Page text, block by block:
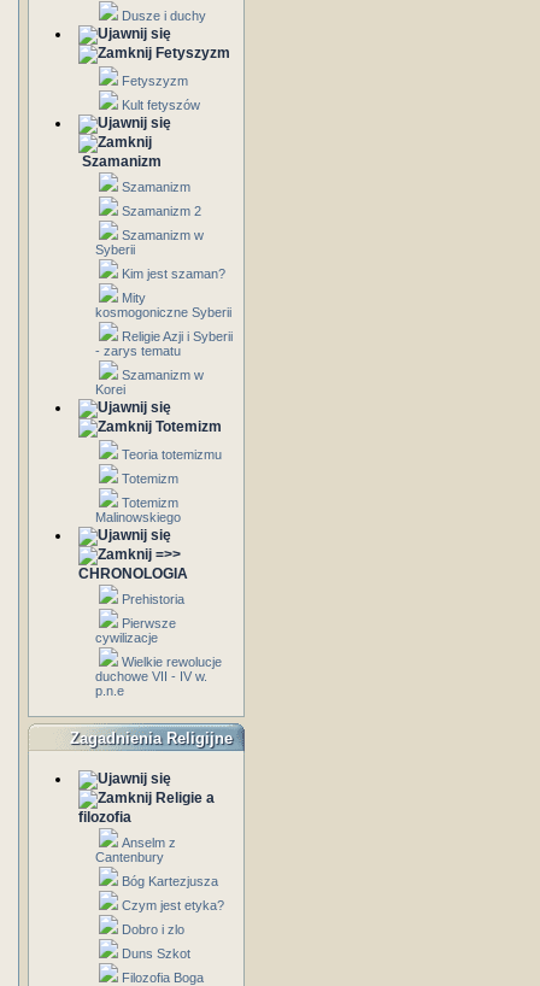
Dusze i duchy
Fetyszyzm
Fetyszyzm
Kult fetyszów
Szamanizm
Szamanizm
Szamanizm 2
Szamanizm w
Syberii
Kim jest szaman?
Mity
kosmogoniczne Syberii
Religie Azji i Syberii
- zarys tematu
Szamanizm w
Korei
Totemizm
Teoria totemizmu
Totemizm
Totemizm
Malinowskiego
=>>
CHRONOLOGIA
Prehistoria
Pierwsze
cywilizacje
Wielkie rewolucje
duchowe VII - IV w.
p.n.e
Zagadnienia Religijne
Religie a
filozofia
Anselm z
Cantenbury
Bóg Kartezjusza
Czym jest etyka?
Dobro i zlo
Duns Szkot
Filozofia Boga